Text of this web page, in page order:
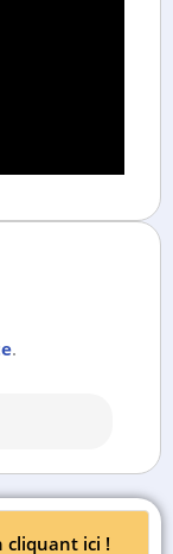
.
cliquant ici !